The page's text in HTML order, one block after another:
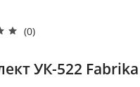
(0)
УК-522 Fabrika